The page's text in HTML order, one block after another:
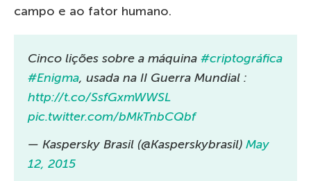
campo e ao fator humano.
Cinco lições sobre a máquina #criptográfica
#Enigma, usada na II Guerra Mundial :
http://t.co/SsfGxmWWSL
pic.twitter.com/bMkTnbCQbf
— Kaspersky Brasil (@Kasperskybrasil) May
12, 2015